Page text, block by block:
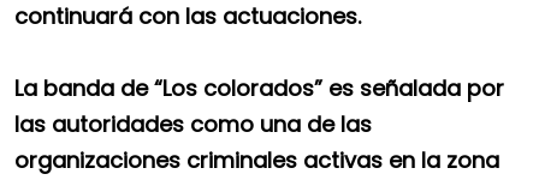
continuará con las actuaciones.
La banda de “Los colorados” es señalada por
las autoridades como una de las
organizaciones criminales activas en la zona